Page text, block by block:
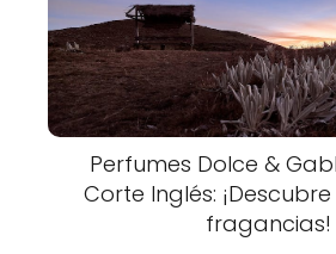
Perfumes Dolce &
Corte Inglés:
fragancias!